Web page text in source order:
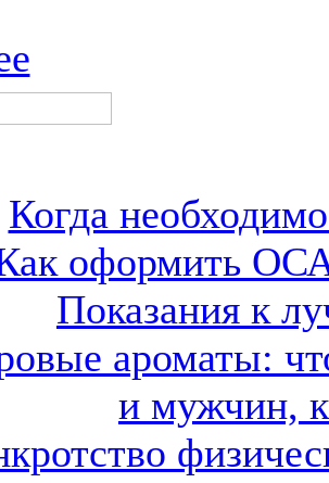
Когда
оформить
Показания к
ароматы:
и мужчин,